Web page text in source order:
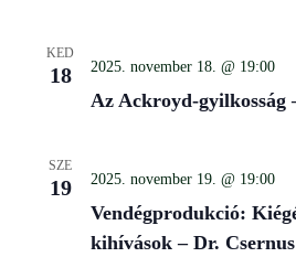
KED
18 2025. november 18. @ 19:00
Az Ackroyd-gyilkosság
SZE
19 2025. november 19. @ 19:00
Vendégprodukció:
kihívások – Dr.